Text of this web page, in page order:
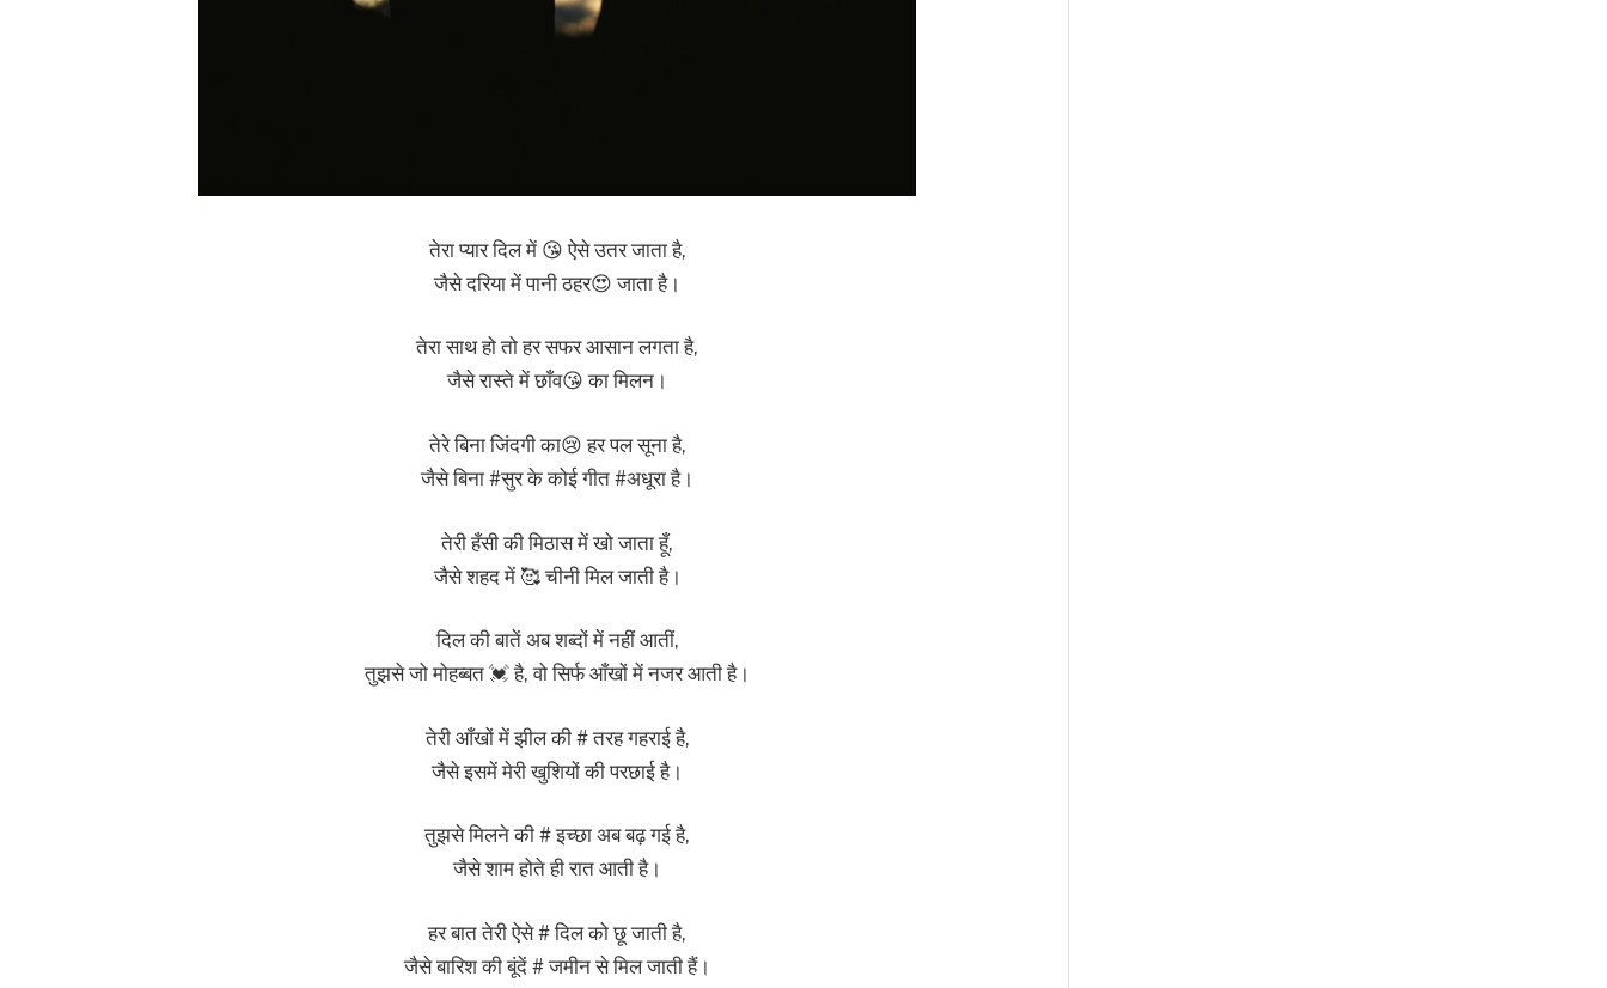
तेरा प्यार दिल में 😘 ऐसे उतर जाता है,
जैसे दरिया में पानी ठहर😍 जाता है।
तेरा साथ हो तो हर सफर आसान लगता है,
जैसे रास्ते में छाँव😘 का मिलन।
तेरे बिना जिंदगी का😢 हर पल सूना है,
जैसे बिना #सुर के कोई गीत #अधूरा है।
तेरी हँसी की मिठास में खो जाता हूँ,
जैसे शहद में 🥰 चीनी मिल जाती है।
दिल की बातें अब शब्दों में नहीं आतीं,
तुझसे जो मोहब्बत 💓 है, वो सिर्फ आँखों में नजर आती है।
तेरी आँखों में झील की # तरह गहराई है,
जैसे इसमें मेरी खुशियों की परछाई है।
तुझसे मिलने की # इच्छा अब बढ़ गई है,
जैसे शाम होते ही रात आती है।
हर बात तेरी ऐसे # दिल को छू जाती है,
जैसे बारिश की बूंदें # जमीन से मिल जाती हैं।